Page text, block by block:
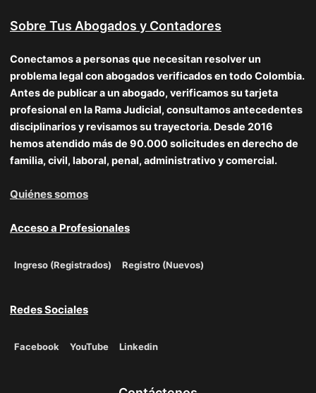
Sobre Tus Abogados y Contadores
Conectamos a personas que necesitan resolver un
problema legal con abogados verificados en todo Colombia.
Antes de publicar a un abogado, verificamos su tarjeta
profesional en la Rama Judicial, consultamos antecedentes
disciplinarios y revisamos su trayectoria. Desde 2016
hemos atendido más de 90.000 solicitudes en derecho de
familia, civil, laboral, penal, administrativo y comercial.
Quiénes somos
Acceso a Profesionales
Ingreso (Registrados) Registro (Nuevos)
Redes Sociales
Facebook YouTube Linkedin